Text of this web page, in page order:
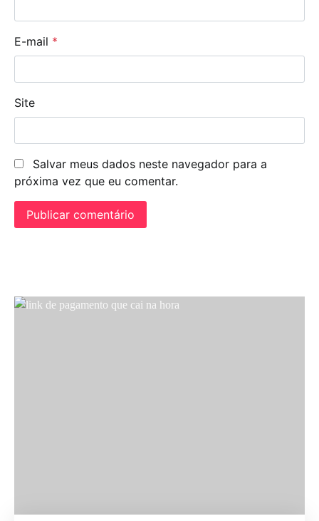
E-mail *
Site
Salvar meus dados neste navegador para a
próxima vez que eu comentar.